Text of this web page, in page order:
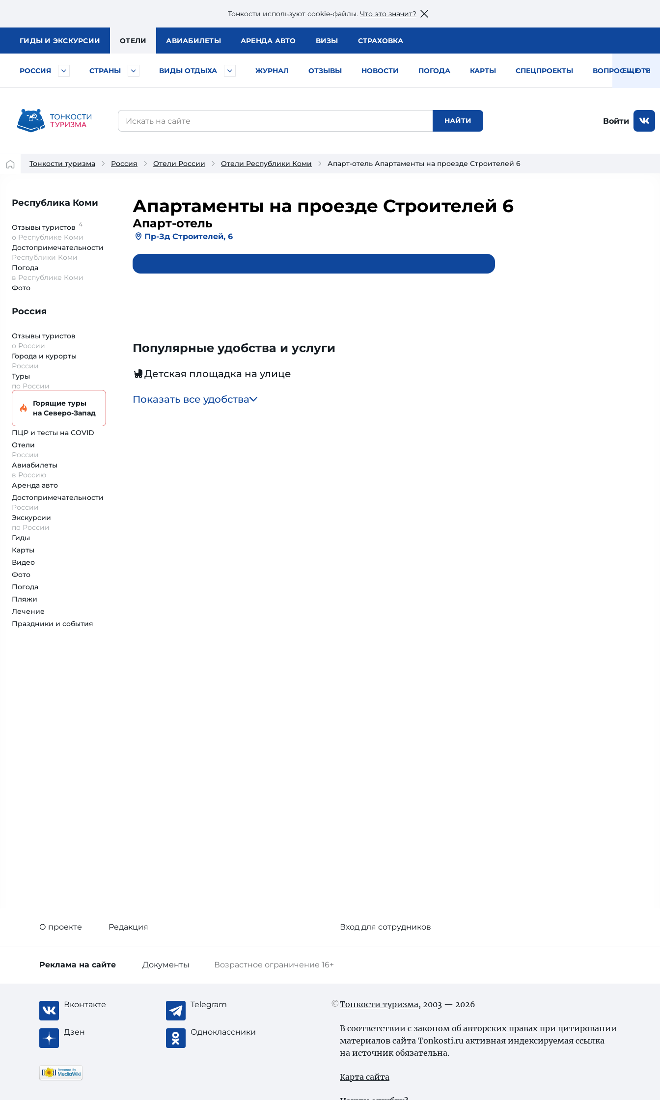
Тонкости используют сookie-файлы. Что это значит?
ГИДЫ И ЭКСКУРСИИ ОТЕЛИ АВИАБИЛЕТЫ АРЕНДА АВТО ВИЗЫ СТРАХОВКА
РОССИЯ СТРАНЫ ВИДЫ ОТДЫХА ЖУРНАЛ ОТЗЫВЫ НОВОСТИ ПОГОДА КАРТЫ СПЕЦПРОЕКТЫ ВОПРОС — ОТВЕТ
ЕЩЕ
Войти
Тонкости туризма Россия Отели России Отели Республики Коми Апарт-отель Апартаменты на проезде Строителей 6
Республика Коми
Отзывы туристов 4
о Республике Коми
Достопримеча­тельности
Республики Коми
Погода
в Республике Коми
Фото
Россия
Отзывы туристов
о России
Города и курорты
России
Туры
по России
Горящие туры
на Северо-Запад
ПЦР и тесты на COVID
Отели
России
Авиабилеты
в Россию
Аренда авто
Достопримеча­тельности
России
Экскурсии
по России
Гиды
Карты
Видео
Фото
Погода
Пляжи
Лечение
Праздники и события
Апартаменты на проезде Строителей 6
Апарт-отель
Пр-Зд Строителей, 6
Популярные удобства и услуги
Детская площадка на улице
Показать все удобства
О проекте Редакция Вход для сотрудников
Возрастное ограничение 16+
Реклама на сайте Документы
Вконтакте Telegram
Дзен Одноклассники
Тонкости туризма, 2003 — 2026
В соответствии с законом об авторских правах при цитировании
материалов сайта Tonkosti.ru активная индексируемая ссылка
на источник обязательна.
Карта сайта